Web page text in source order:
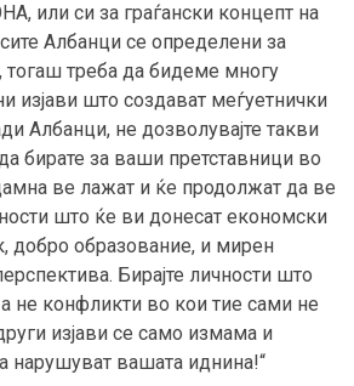
или си за граѓански концепт на
Албанци се определени за
тогаш треба да бидеме многу
изјави што создават меѓуетнички
Албанци, не дозволувајте такви
бирате за ваши претставници во
ве лажат и ќе продолжат да ве
што ќе ви донесат економски
добро образование, и мирен
Бирајте личности што
не конфликти во кои тие сами не
изјави се само измама и
нарушуват вашата иднина!“